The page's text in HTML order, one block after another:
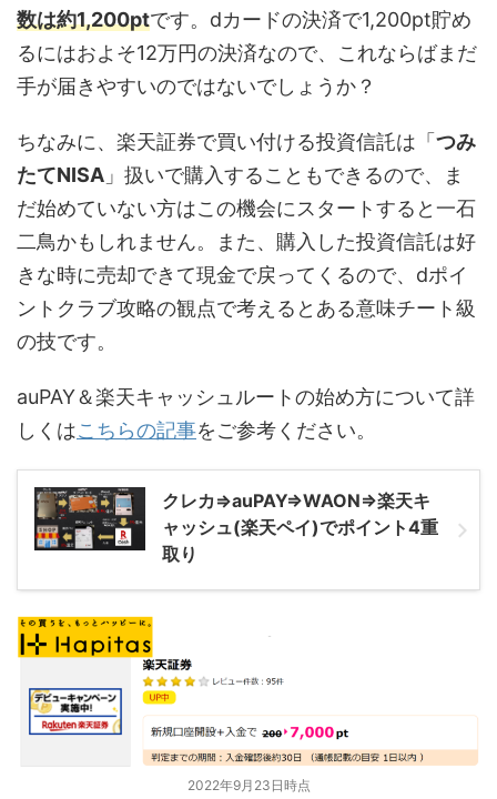
数は約1,200ptです。dカードの決済で1,200pt貯め
るにはおよそ12万円の決済なので、これならばまだ
手が届きやすいのではないでしょうか？
ちなみに、楽天証券で買い付ける投資信託は「 つみ
たてNISA 」扱いで購入することもできるので、ま
だ始めていない方はこの機会にスタートすると一石
二鳥かもしれません。また、購入した投資信託は好
きな時に売却できて現金で戻ってくるので、dポイ
ントクラブ攻略の観点で考えるとある意味チート級
の技です。
auPAY＆楽天キャッシュルートの始め方について詳
しくはこちらの記事をご参考ください。
クレカ⇒auPAY⇒WAON⇒楽天キ
ャッシュ(楽天ペイ)でポイント4重
取り
2022年9月23日時点